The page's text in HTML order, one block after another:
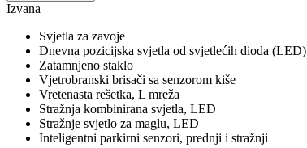
Izvana
Svjetla za zavoje
Dnevna pozicijska svjetla od svjetlećih dioda (LED)
Zatamnjeno staklo
Vjetrobranski brisači sa senzorom kiše
Vretenasta rešetka, L mreža
Stražnja kombinirana svjetla, LED
Stražnje svjetlo za maglu, LED
Inteligentni parkirni senzori, prednji i stražnji